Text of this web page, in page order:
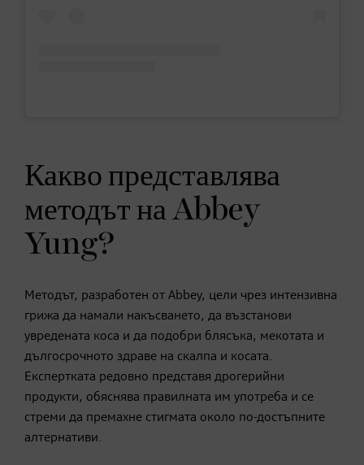
Какво представлява
методът на Abbey
Yung?
Методът, разработен от Abbey, цели чрез интензивна
грижа да намали накъсването, да възстанови
увредената коса и да подобри блясъка, мекотата и
дългосрочното здраве на скалпа и косата.
Експертката редовно представя дрогерийни
продукти, обяснява правилната им употреба и се
стреми да премахне стигмата около по-достъпните
алтернативи.